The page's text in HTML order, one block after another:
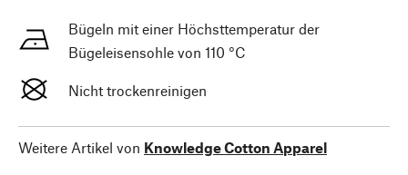
Bügeln mit einer Höchsttemperatur der
Bügeleisensohle von 110 °C
Nicht trockenreinigen
Weitere Artikel von Knowledge Cotton Apparel